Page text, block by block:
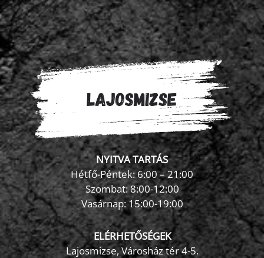
NYITVA TARTÁS
Hétfő-Péntek: 6:00 – 21:00
Szombat: 8:00-12:00
Vasárnap: 15:00-19:00
ELÉRHETŐSÉGEK
Lajosmizse, Városház tér 4-5.
FormaZona chatbot ×